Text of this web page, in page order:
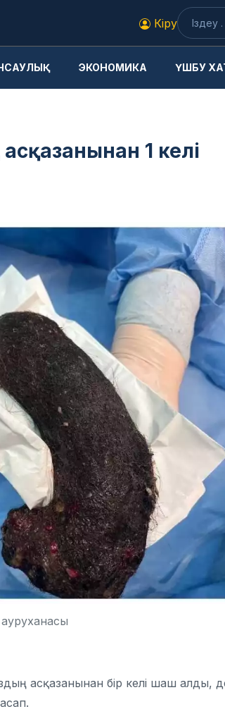
Кіру
ЭКОНОМИКА ҮШБУ
1 келі
асқазанынан бір келі шаш алды,